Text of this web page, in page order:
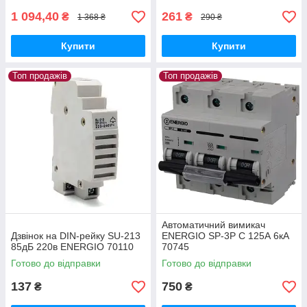
1 094,40 ₴ 1 368 ₴
Купити
261 ₴ 290 ₴
Купити
Топ продажів
Дзвінок на DIN-рейку SU-213
85дБ 220в ENERGIO 70110
Готово до відправки
137 ₴
Топ продажів
Автоматичний вимикач
ENERGIO SP-3P C 125А 6кА
70745
Готово до відправки
750 ₴